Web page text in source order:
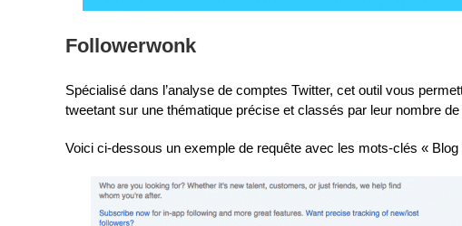
Followerwonk
Spécialisé dans l’analyse de comptes Twitter, cet outil vous
tweetant sur une thématique précise et classés par leur nombre
Voici ci-dessous un exemple de requête avec les mots-clés « Blog